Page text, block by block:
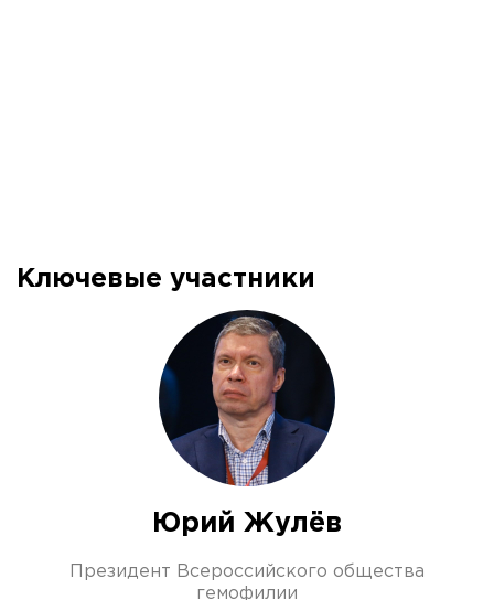
Ключевые участники
Юрий Жулёв
Президент Всероссийского общества
гемофилии